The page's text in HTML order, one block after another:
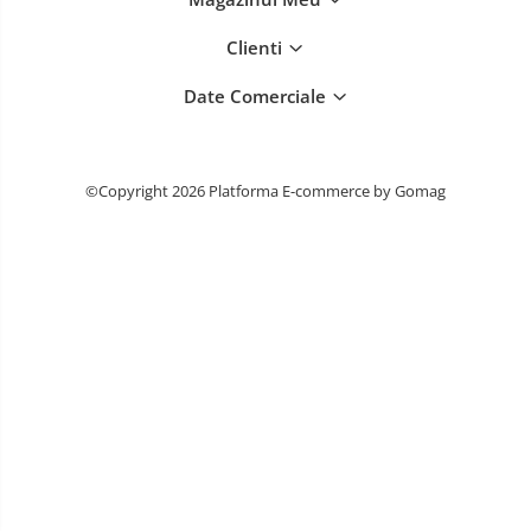
Clienti
Date Comerciale
©Copyright 2026 Platforma E-commerce by Gomag